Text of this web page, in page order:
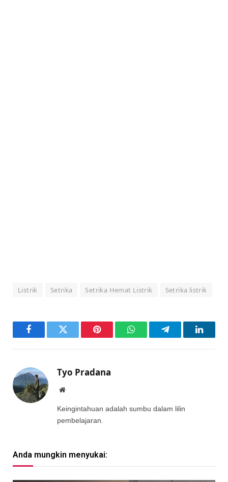
Listrik Setrika Setrika Hemat Listrik Setrika listrik
FacebookTwitter Pinterest WhatsAppTelegram
Tyo Pradana
Website
Keingintahuan adalah sumbu dalam lilin
pembelajaran.
Anda mungkin menyukai: